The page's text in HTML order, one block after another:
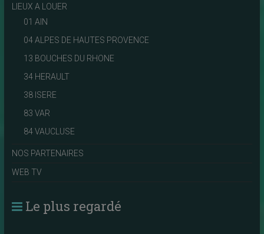
LIEUX A LOUER
01 AIN
04 ALPES DE HAUTES PROVENCE
13 BOUCHES DU RHONE
34 HERAULT
38 ISERE
83 VAR
84 VAUCLUSE
NOS PARTENAIRES
WEB TV
Le plus regardé